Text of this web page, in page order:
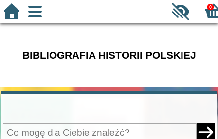
0
BIBLIOGRAFIA HISTORII POLSKIEJ